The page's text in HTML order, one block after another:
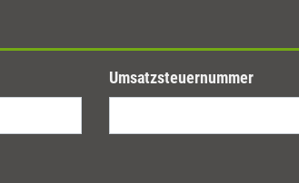
Umsatzsteuernummer